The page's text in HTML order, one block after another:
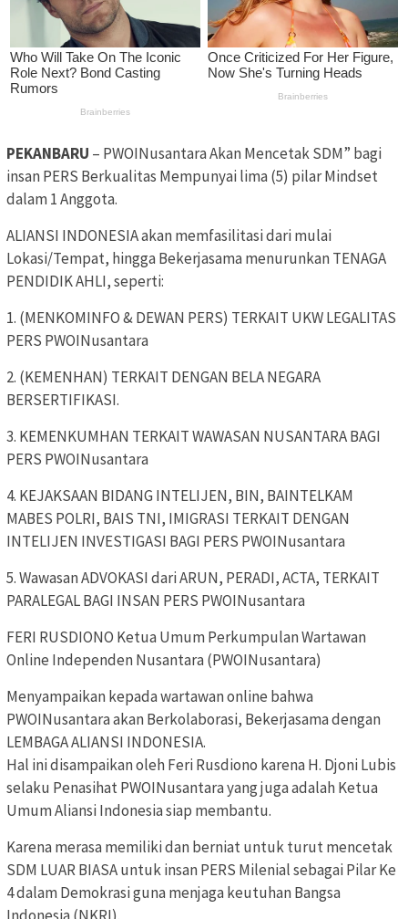
PEKANBARU – PWOINusantara Akan Mencetak SDM” bagi
insan PERS Berkualitas Mempunyai lima (5) pilar Mindset
dalam 1 Anggota.
ALIANSI INDONESIA akan memfasilitasi dari mulai
Lokasi/Tempat, hingga Bekerjasama menurunkan TENAGA
PENDIDIK AHLI, seperti:
1. (MENKOMINFO & DEWAN PERS) TERKAIT UKW LEGALITAS
PERS PWOINusantara
2. (KEMENHAN) TERKAIT DENGAN BELA NEGARA
BERSERTIFIKASI.
3. KEMENKUMHAN TERKAIT WAWASAN NUSANTARA BAGI
PERS PWOINusantara
4. KEJAKSAAN BIDANG INTELIJEN, BIN, BAINTELKAM
MABES POLRI, BAIS TNI, IMIGRASI TERKAIT DENGAN
INTELIJEN INVESTIGASI BAGI PERS PWOINusantara
5. Wawasan ADVOKASI dari ARUN, PERADI, ACTA, TERKAIT
PARALEGAL BAGI INSAN PERS PWOINusantara
FERI RUSDIONO Ketua Umum Perkumpulan Wartawan
Online Independen Nusantara (PWOINusantara)
Menyampaikan kepada wartawan online bahwa
PWOINusantara akan Berkolaborasi, Bekerjasama dengan
LEMBAGA ALIANSI INDONESIA.
Hal ini disampaikan oleh Feri Rusdiono karena H. Djoni Lubis
selaku Penasihat PWOINusantara yang juga adalah Ketua
Umum Aliansi Indonesia siap membantu.
Karena merasa memiliki dan berniat untuk turut mencetak
SDM LUAR BIASA untuk insan PERS Milenial sebagai Pilar Ke
4 dalam Demokrasi guna menjaga keutuhan Bangsa